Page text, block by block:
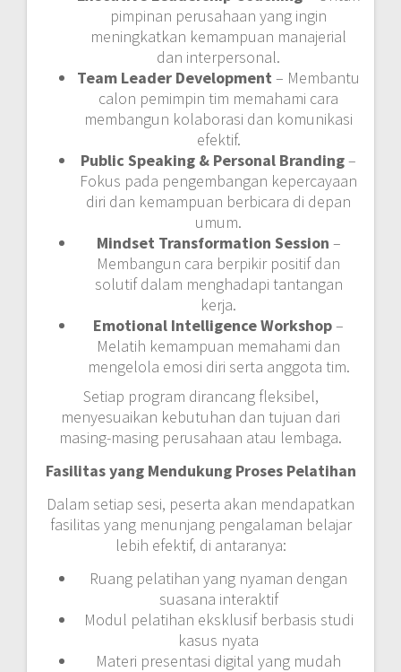
pimpinan perusahaan yang ingin
meningkatkan kemampuan manajerial
dan interpersonal.
Team Leader Development – Membantu
calon pemimpin tim memahami cara
membangun kolaborasi dan komunikasi
efektif.
Public Speaking & Personal Branding–
Fokus pada pengembangan kepercayaan
diri dan kemampuan berbicara di depan
umum.
Mindset Transformation Session –
Membangun cara berpikir positif dan
solutif dalam menghadapi tantangan
kerja.
Emotional Intelligence Workshop–
Melatih kemampuan memahami dan
mengelola emosi diri serta anggota tim.
Setiap program dirancang fleksibel,
menyesuaikan kebutuhan dan tujuan dari
masing-masing perusahaan atau lembaga.
Fasilitas yang Mendukung Proses Pelatihan
Dalam setiap sesi, peserta akan mendapatkan
fasilitas yang menunjang pengalaman belajar
lebih efektif, di antaranya:
Ruang pelatihan yang nyaman dengan
suasana interaktif
Modul pelatihan eksklusif berbasis studi
kasus nyata
Materi presentasi digital yang mudah